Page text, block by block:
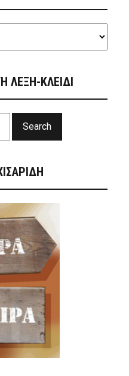
ΛΕΞΗ-ΚΛΕΙΔΙ
Search